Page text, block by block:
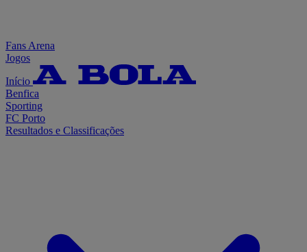
Fans Arena
Jogos
Início
Benfica
Sporting
FC Porto
Resultados e Classificações